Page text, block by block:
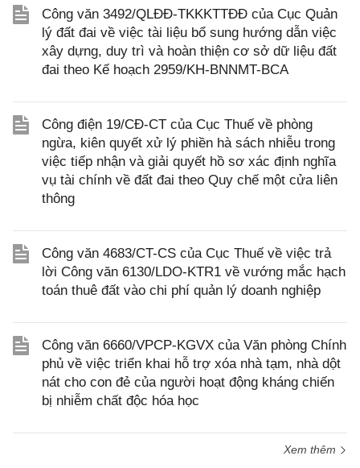
Công văn 3492/QLĐĐ-TKKKTTĐĐ của Cục Quản
lý đất đai về việc tài liệu bổ sung hướng dẫn việc
xây dựng, duy trì và hoàn thiện cơ sở dữ liệu đất
đai theo Kế hoạch 2959/KH-BNNMT-BCA
Công điện 19/CĐ-CT của Cục Thuế về phòng
ngừa, kiên quyết xử lý phiền hà sách nhiễu trong
việc tiếp nhận và giải quyết hồ sơ xác định nghĩa
vụ tài chính về đất đai theo Quy chế một cửa liên
thông
Công văn 4683/CT-CS của Cục Thuế về việc trả
lời Công văn 6130/LDO-KTR1 về vướng mắc hạch
toán thuê đất vào chi phí quản lý doanh nghiệp
Công văn 6660/VPCP-KGVX của Văn phòng Chính
phủ về việc triển khai hỗ trợ xóa nhà tạm, nhà dột
nát cho con đẻ của người hoạt động kháng chiến
bị nhiễm chất độc hóa học
Xem thêm